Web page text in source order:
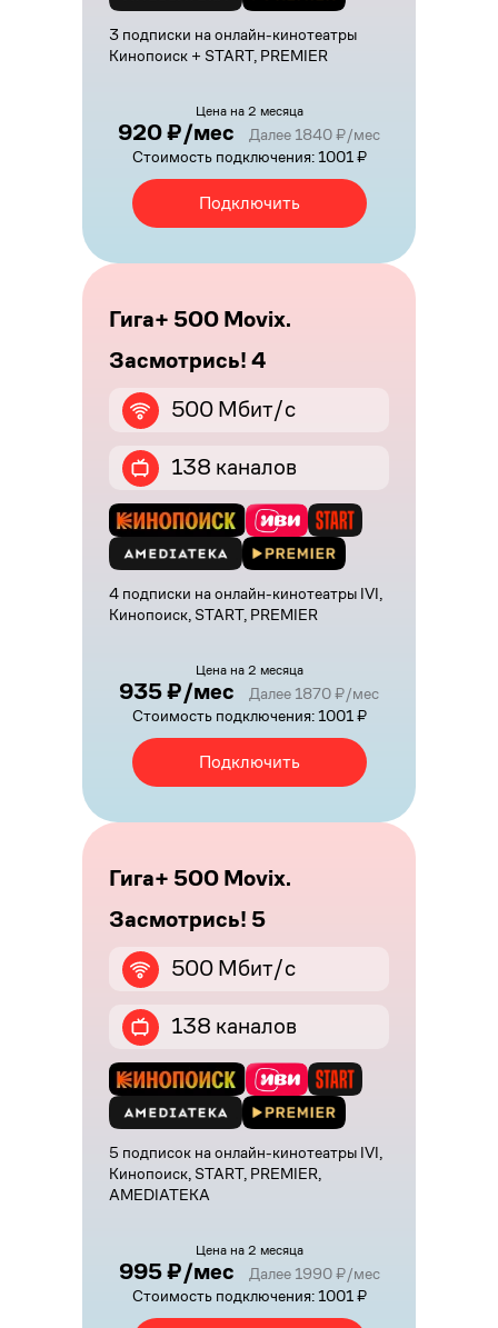
3 подписки на онлайн-кинотеатры
Кинопоиск + START, PREMIER
Цена на 2 месяца
920 ₽/мес
Далее 1840 ₽/мес
Стоимость подключения: 1001 ₽
Подключить
Гига+ 500 Movix.
Засмотрись! 4
500 Мбит/с
138 каналов
4 подписки на онлайн-кинотеатры IVI,
Кинопоиск, START, PREMIER
Цена на 2 месяца
935 ₽/мес
Далее 1870 ₽/мес
Стоимость подключения: 1001 ₽
Подключить
Гига+ 500 Movix.
Засмотрись! 5
500 Мбит/с
138 каналов
5 подписок на онлайн-кинотеатры IVI,
Кинопоиск, START, PREMIER,
AMEDIATEKA
Цена на 2 месяца
995 ₽/мес
Далее 1990 ₽/мес
Стоимость подключения: 1001 ₽